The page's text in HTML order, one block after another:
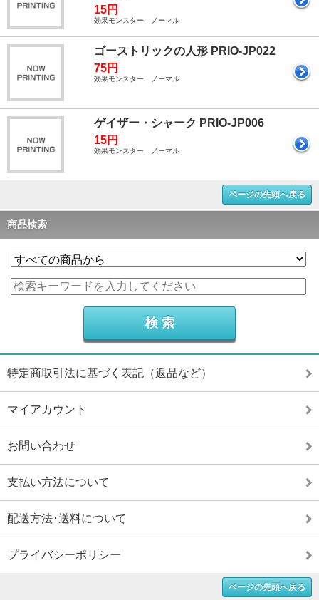
15円
効果モンスター ノーマル
ゴーストリックの人形 PRIO-JP022
75円
効果モンスター ノーマル
ゲイザー・シャーク PRIO-JP006
15円
効果モンスター ノーマル
ページの先頭へ戻る
商品検索
特定商取引法に基づく表記（返品など）
マイアカウント
お問い合わせ
支払い方法について
配送方法･送料について
プライバシーポリシー
ページの先頭へ戻る